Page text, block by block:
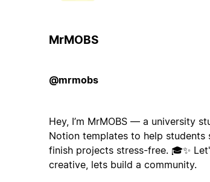
MrMOBS
@mrmobs
Hey, I’m MrMOBS — a university
Notion templates to help students
finish projects stress-free. 🎓✨
creative, lets build a community.